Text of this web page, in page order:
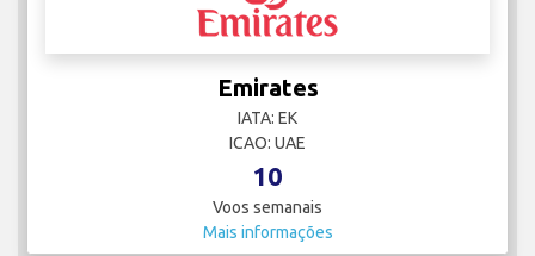
Emirates
IATA: EK
ICAO: UAE
10
Voos semanais
Mais informações